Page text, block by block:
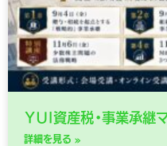
ＹＵＩ資産税・事業承
詳細を見る »